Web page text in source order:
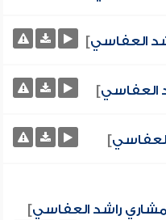
العفاسي]
العفاسي]
]
مشاري راشد العفاسي]